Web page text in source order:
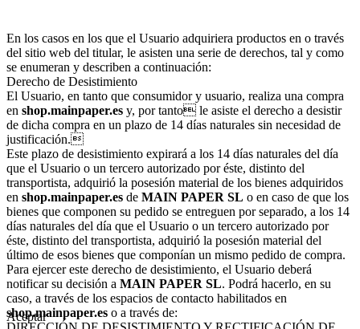
En los casos en los que el Usuario adquiriera productos en o través
del sitio web del titular, le asisten una serie de derechos, tal y como
se enumeran y describen a continuación:
Derecho de Desistimiento
El Usuario, en tanto que consumidor y usuario, realiza una compra
en shop.mainpaper.es y, por tanto le asiste el derecho a desistir
de dicha compra en un plazo de 14 días naturales sin necesidad de
justificación.
Este plazo de desistimiento expirará a los 14 días naturales del día
que el Usuario o un tercero autorizado por éste, distinto del
transportista, adquirió la posesión material de los bienes adquiridos
en shop.mainpaper.es de MAIN PAPER SL o en caso de que los
bienes que componen su pedido se entreguen por separado, a los 14
días naturales del día que el Usuario o un tercero autorizado por
éste, distinto del transportista, adquirió la posesión material del
último de esos bienes que componían un mismo pedido de compra.
Para ejercer este derecho de desistimiento, el Usuario deberá
notificar su decisión a MAIN PAPER SL. Podrá hacerlo, en su
caso, a través de los espacios de contacto habilitados en
shop.mainpaper.es o a través de:
Aceptar